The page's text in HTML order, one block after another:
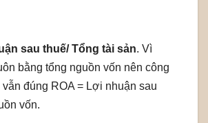
sau thuế/ Tổng tài sản. Vì
bằng tổng nguồn vốn nên công
đúng ROA = Lợi nhuận sau
vốn.